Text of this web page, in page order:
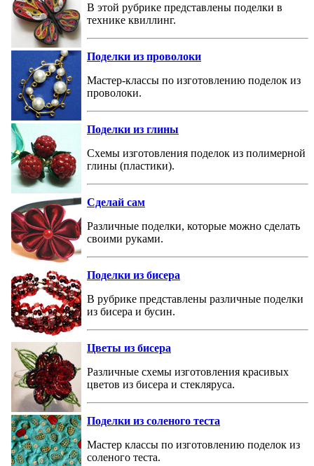
В этой рубрике представлены поделки в
технике квиллинг.
Поделки из проволоки
Мастер-классы по изготовлению поделок из
проволоки.
Поделки из глины
Схемы изготовления поделок из полимерной
глины (пластики).
Сделай сам
Различные поделки, которые можно сделать
своими руками.
Поделки из бисера
В рубрике представлены различные поделки
из бисера и бусин.
Цветы из бисера
Различные схемы изготовления красивых
цветов из бисера и стекляруса.
Поделки из соленого теста
Мастер классы по изготовлению поделок из
соленого теста.